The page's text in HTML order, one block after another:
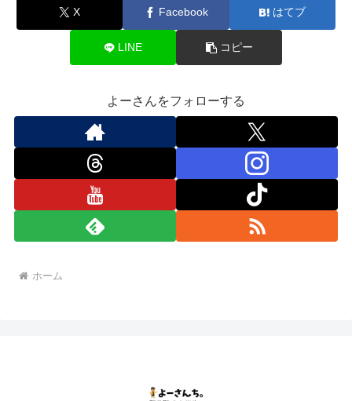
X Facebook はてブ
LINE コピー
よーさんをフォローする
ホーム